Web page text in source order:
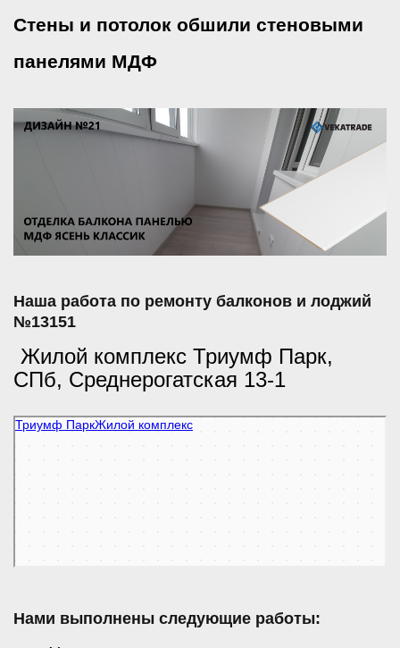
Стены и потолок обшили стеновыми
панелями МДФ
Наша работа по ремонту балконов и лоджий
№13151
Жилой комплекс Триумф Парк,
СПб, Среднерогатская 13-1
Триумф Парк
Нами выполнены следующие работы: